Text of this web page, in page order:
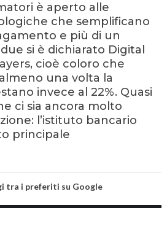
è aperto alle
che semplificano
e più di un
si è dichiarato Digital
cioè coloro che
una volta la
invece al 22%. Quasi
ci sia ancora molto
l’istituto bancario
principale
tra i preferiti su Google